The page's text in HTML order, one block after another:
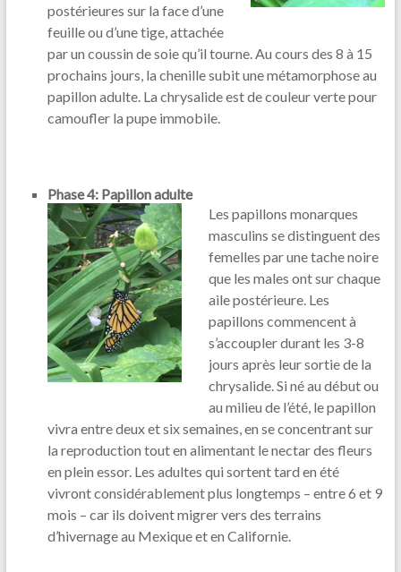
postérieures sur la face d’une
feuille ou d’une tige, attachée
par un coussin de soie qu’il tourne. Au cours des 8 à 15
prochains jours, la chenille subit une métamorphose au
papillon adulte. La chrysalide est de couleur verte pour
camoufler la pupe immobile.
Phase 4: Papillon adulte
Les papillons monarques
masculins se distinguent des
femelles par une tache noire
que les males ont sur chaque
aile postérieure. Les
papillons commencent à
s’accoupler durant les 3-8
jours après leur sortie de la
chrysalide. Si né au début ou
au milieu de l’été, le papillon
vivra entre deux et six semaines, en se concentrant sur
la reproduction tout en alimentant le nectar des fleurs
en plein essor. Les adultes qui sortent tard en été
vivront considérablement plus longtemps – entre 6 et 9
mois – car ils doivent migrer vers des terrains
d’hivernage au Mexique et en Californie.